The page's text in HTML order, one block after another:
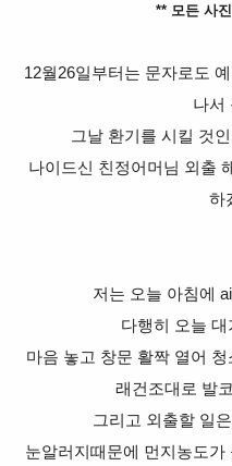
** 모든 사
12월26일부터는 문자로도
나서
그날 환기를 시킬 것
나이드신 친정어머님 외출
하
저는 오늘 아침에
다행히 오늘
마음 놓고 창문 활짝 열어
래건조대로 발
그리고 외출할 일
눈알러지때문에 먼지농도